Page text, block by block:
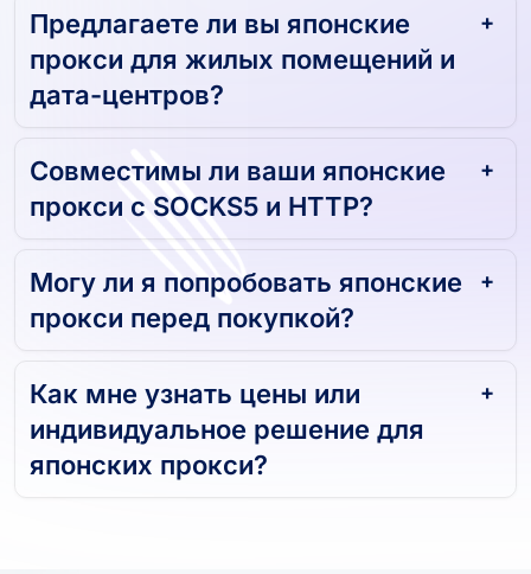
Предлагаете ли вы японские
прокси для жилых помещений и
дата-центров?
Совместимы ли ваши японские
прокси с SOCKS5 и HTTP?
Могу ли я попробовать японские
прокси перед покупкой?
Как мне узнать цены или
индивидуальное решение для
японских прокси?